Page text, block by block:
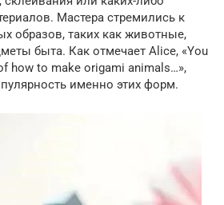
Мастера стремились к
образов, таких как животные,
быта. Как отмечает Alice, «You
how to make origami animals…»,
именно этих форм.